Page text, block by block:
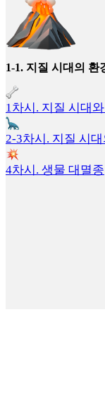
1-1. 지질 시대의 환
1차시. 지질 시대
2-3차시. 지질 시
4차시. 생물 대멸종